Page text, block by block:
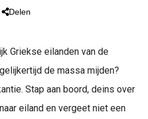
Delen
Griekse eilanden van de
de massa mijden?
Stap aan boord, deins over
eiland en vergeet niet een